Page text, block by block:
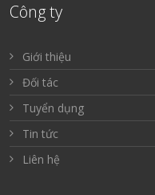
Công ty
Giới thiệu
Đối tác
Tuyển dụng
Tin tức
Liên hệ